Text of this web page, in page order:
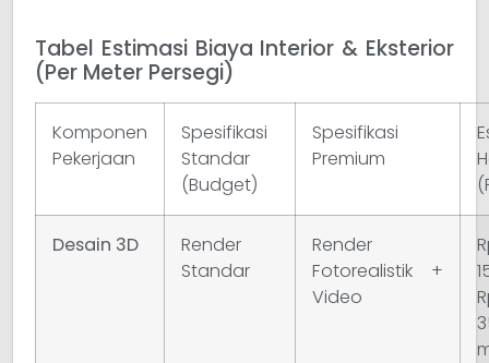
Tabel Estimasi Biaya Interior & Eksterior
(Per Meter Persegi)
Komponen
Pekerjaan
Spesifikasi
Standar
(Budget)
Spesifikasi
Premium
Desain 3D
Render
Standar
Render
Fotorealistik +
Video